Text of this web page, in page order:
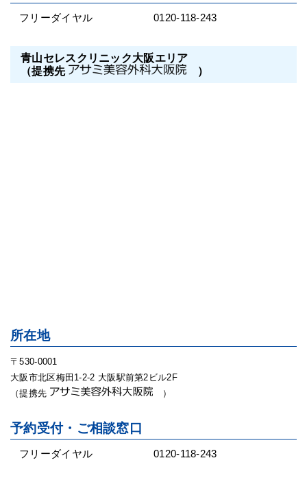
フリーダイヤル 0120-118-243
青山セレスクリニック大阪エリア
（提携先
）
所在地
〒530-0001
大阪市北区梅田1-2-2 大阪駅前第2ビル2F
（提携先
）
予約受付・ご相談窓口
フリーダイヤル 0120-118-243